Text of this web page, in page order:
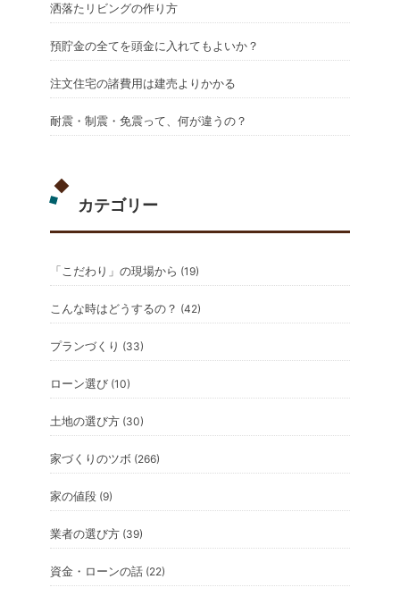
洒落たリビングの作り方
預貯金の全てを頭金に入れてもよいか？
注文住宅の諸費用は建売よりかかる
耐震・制震・免震って、何が違うの？
カテゴリー
「こだわり」の現場から (19)
こんな時はどうするの？ (42)
プランづくり (33)
ローン選び (10)
土地の選び方 (30)
家づくりのツボ (266)
家の値段 (9)
業者の選び方 (39)
資金・ローンの話 (22)